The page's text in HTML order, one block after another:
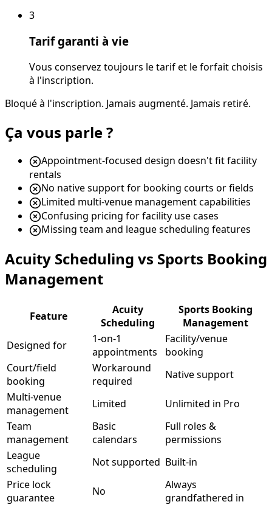
3
Tarif garanti à vie
Vous conservez toujours le tarif et le forfait choisis
à l'inscription.
Bloqué à l'inscription. Jamais augmenté. Jamais retiré.
Ça vous parle ?
Appointment-focused design doesn't fit facility
rentals
No native support for booking courts or fields
Limited multi-venue management capabilities
Confusing pricing for facility use cases
Missing team and league scheduling features
Acuity Scheduling vs Sports Booking
Management
Feature
Acuity
Scheduling
Sports Booking
Management
Designed for
1-on-1
appointments
Facility/venue
booking
Court/field
booking
Workaround
required
Native support
Multi-venue
management
Limited
Unlimited in Pro
Team
management
Basic
calendars
Full roles &
permissions
League
scheduling
Not supported Built-in
Price lock
guarantee
No
Always
grandfathered in